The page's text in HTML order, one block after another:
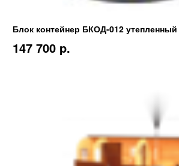
Блок контейнер БКОД-012 утепленный
147 700 p.